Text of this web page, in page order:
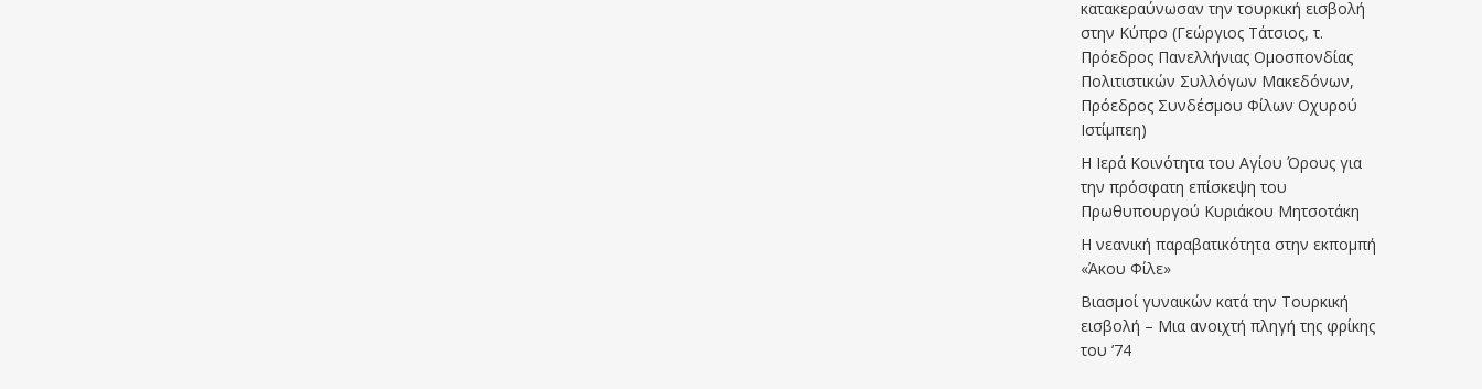
κατακεραύνωσαν την τουρκική εισβολή
στην Κύπρο (Γεώργιος Τάτσιος, τ.
Πρόεδρος Πανελλήνιας Ομοσπονδίας
Πολιτιστικών Συλλόγων Μακεδόνων,
Πρόεδρος Συνδέσμου Φίλων Οχυρού
Ιστίμπεη)
Η Ιερά Κοινότητα του Αγίου Όρους για
την πρόσφατη επίσκεψη του
Πρωθυπουργού Κυριάκου Μητσοτάκη
Η νεανική παραβατικότητα στην εκπομπή
«Άκου Φίλε»
Βιασμοί γυναικών κατά την Τουρκική
εισβολή – Μια ανοιχτή πληγή της φρίκης
του ’74